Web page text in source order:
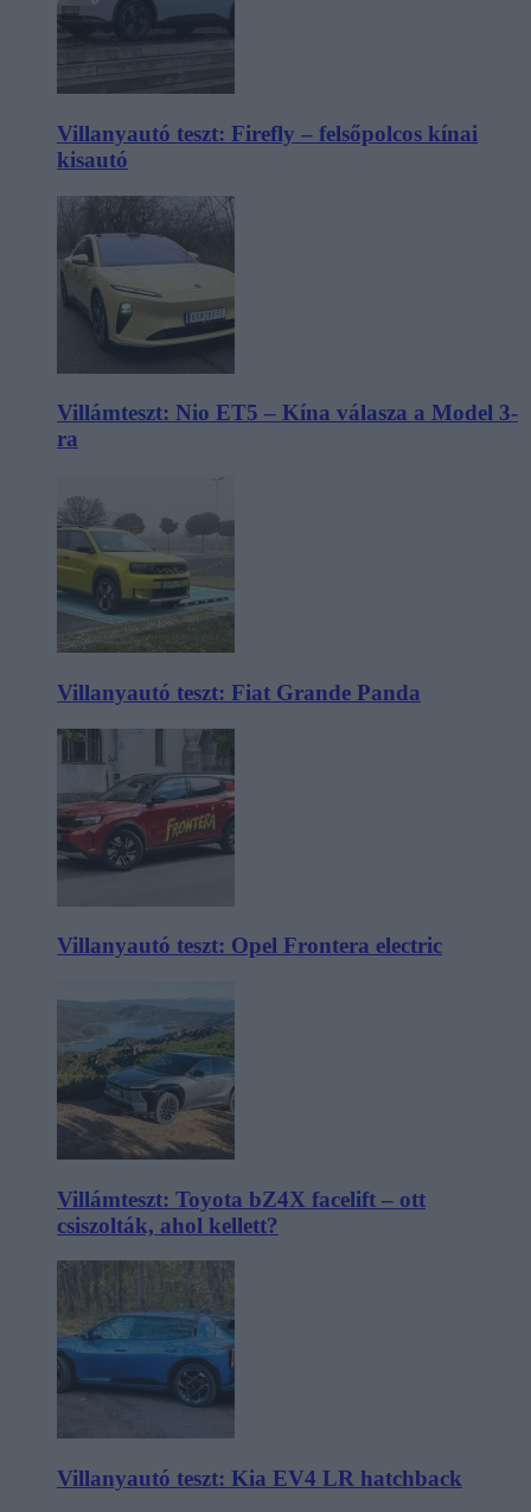
Villanyautó teszt: Firefly – felsőpolcos kínai
kisautó
Villámteszt: Nio ET5 – Kína válasza a Model 3-
ra
Villanyautó teszt: Fiat Grande Panda
Villanyautó teszt: Opel Frontera electric
Villámteszt: Toyota bZ4X facelift – ott
csiszolták, ahol kellett?
Villanyautó teszt: Kia EV4 LR hatchback